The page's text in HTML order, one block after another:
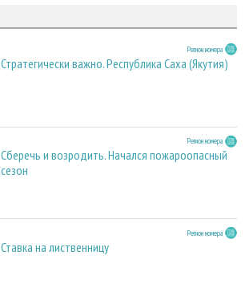
Регион номера
Стратегически важно. Республика Саха (Якутия)
Регион номера
Сберечь и возродить. Начался пожароопасный
сезон
Регион номера
Ставка на лиственницу